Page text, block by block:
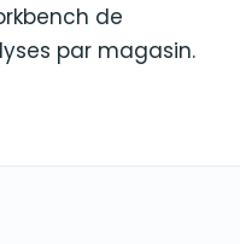
de
par magasin.